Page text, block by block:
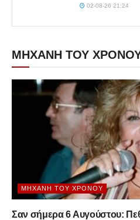
02-08-26 21:24
ΜΗΧΑΝΗ ΤΟΥ
ΜΗΧΑΝΉ ΤΟΥ ΧΡΌΝΟΥ
Σαν σήμερα 6 Αυγούστου: